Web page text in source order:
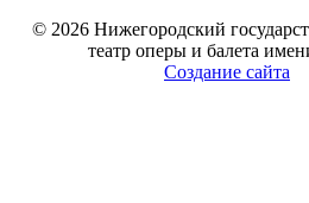
© 2026 Нижегородский
театр оперы и балета
Создание сайта